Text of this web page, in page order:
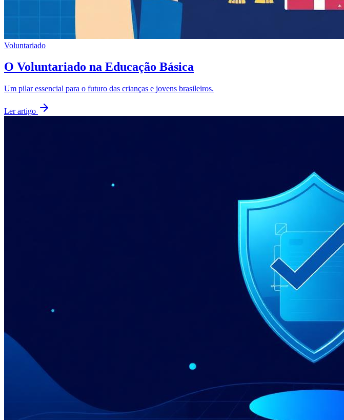
Voluntariado
O Voluntariado na Educação Básica
Um pilar essencial para o futuro das crianças e jovens brasileiros.
Ler artigo